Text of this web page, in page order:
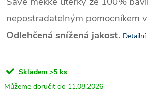
nepostradatelným pomocníkem
Odlehčená snížená jakost.
Skladem >5 ks
11.08.2026